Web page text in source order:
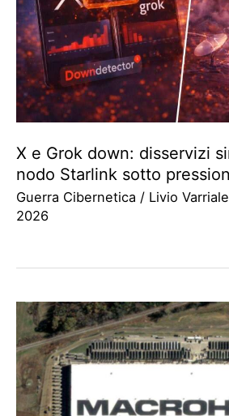
X e Grok down: disservizi
nodo Starlink sotto
Guerra Cibernetica / Livio Varriale
2026